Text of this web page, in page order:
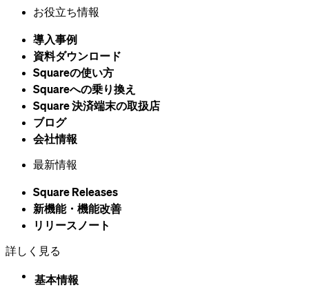
お役立ち情報
導入事例
資料ダウンロード
Squareの​使い方
Squareへの乗り換え
Square 決済端末の​取扱店
ブログ
会社情報
最新情報
Square Releases
新機能・機能改善
リリースノート
詳しく見る
基本情報
JCB取扱いに関する確認書
ブラウザをアップデートしてください。
以下の対応ブラウザの最新バージョンをダウンロードして、
このウェブサイトを最大限に活用してください。
Google Chrome
Mozilla Firefox
Microsoft Edge
以上を理解して、続行します